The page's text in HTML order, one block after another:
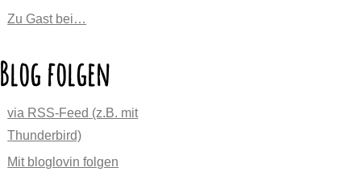
Zu Gast bei…
Blog folgen
via RSS-Feed (z.B. mit
Thunderbird)
Mit bloglovin folgen